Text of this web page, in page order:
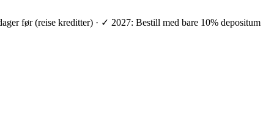
før (reise kreditter) · ✓ 2027: Bestill med bare 10% depositum